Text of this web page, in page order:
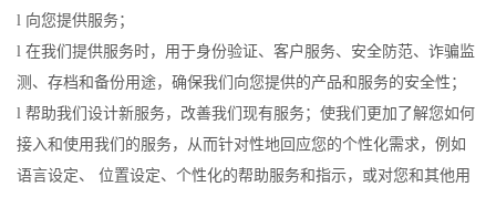
l 向您提供服务；
l 在我们提供服务时，用于身份验证、客户服务、安全防范、诈骗监
测、存档和备份用途，确保我们向您提供的产品和服务的安全性；
l 帮助我们设计新服务，改善我们现有服务；使我们更加了解您如何
接入和使用我们的服务，从而针对性地回应您的个性化需求，例如
语言设定、 位置设定、个性化的帮助服务和指示，或对您和其他用